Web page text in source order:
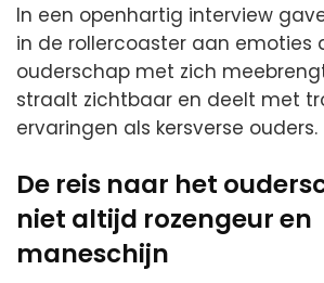
In een openhartig interview
in de rollercoaster aan emoties
ouderschap met zich
straalt zichtbaar en deelt met
ervaringen als kersverse ouders.
De reis naar het
niet altijd rozengeur en
maneschijn